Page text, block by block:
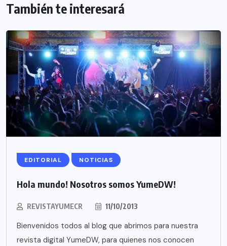
También te interesará
EDITORIAL NOTICIAS
Hola mundo! Nosotros somos YumeDW!
REVISTAYUMECR 11/10/2013
Bienvenidos todos al blog que abrimos para nuestra
revista digital YumeDW, para quienes nos conocen